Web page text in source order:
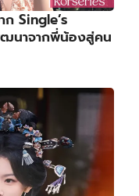
Single’s
นาจากพี่น้องสู่คน